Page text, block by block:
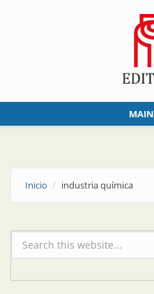
Inicio industria química
Formulario de búsqueda